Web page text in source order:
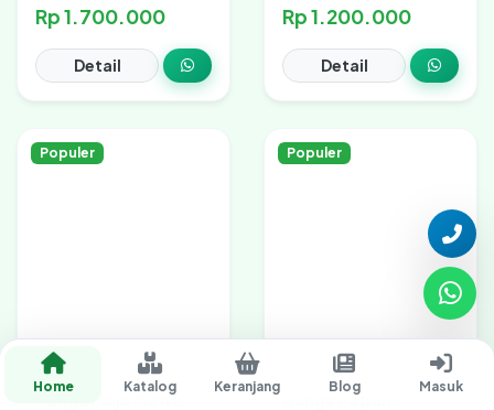
Rp 1.700.000
Detail
Rp 1.200.000
Detail
Populer
Bunga Meja Mawar
Populer
Bunga Papan
Home Katalog Keranjang Blog Masuk